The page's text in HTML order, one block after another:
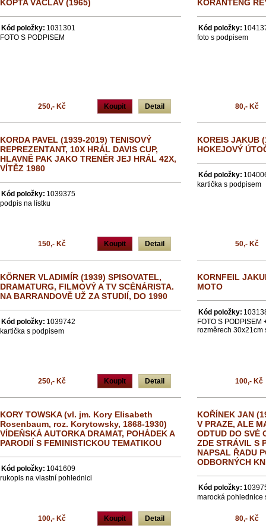
KOPTA VÁCLAV (1965)
Kód položky: 1031301
FOTO S PODPISEM
Koupit Detail
250,- Kč
KORANTENG
Kód položky:
foto s podpisem
80,- Kč
KORDA PAVEL (1939-2019) TENISOVÝ
REPREZENTANT, 10X HRÁL DAVIS CUP,
HLAVNĚ PAK JAKO TRENÉR JEJ HRÁL 42X,
VÍTĚZ 1980
Kód položky: 1039375
podpis na lístku
Koupit Detail
150,- Kč
KOREIS JAKUB
HOKEJOVÝ
Kód položky:
kartička s podpisem
50,- Kč
KÖRNER VLADIMÍR (1939) SPISOVATEL,
DRAMATURG, FILMOVÝ A TV SCÉNÁRISTA.
NA BARRANDOVĚ UŽ ZA STUDIÍ, DO 1990
Kód položky: 1039742
kartička s podpisem
Koupit Detail
250,- Kč
KORNFEIL
MOTO
Kód položky:
FOTO S
rozměrech 30x21cm
100,- Kč
KORY TOWSKA (vl. jm. Kory Elisabeth
Rosenbaum, roz. Korytowsky, 1868-1930)
VÍDEŇSKÁ AUTORKA DRAMAT, POHÁDEK A
PARODIÍ S FEMINISTICKOU TEMATIKOU
Kód položky: 1041609
rukopis na vlastní pohlednici
Koupit Detail
100,- Kč
KOŘÍNEK JAN
V PRAZE, ALE
ODTUD DO SVÉ
ZDE STRÁVIL S
NAPSAL ŘADU
ODBORNÝCH
Kód položky:
marocká pohlednice
80,- Kč